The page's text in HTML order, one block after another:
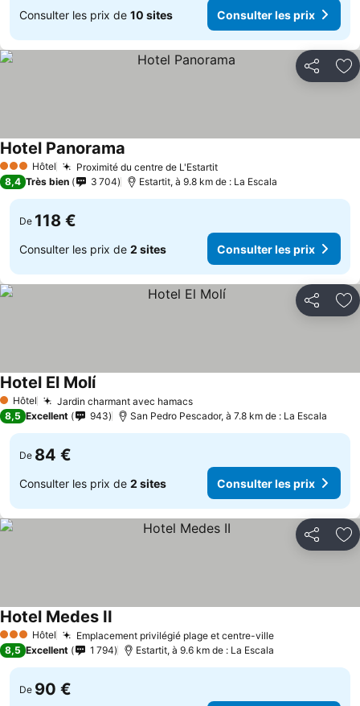
Consulter les prix de 10 sites Consulter les prix
Partager
3 ÉtoilesHôtel Proximité du centre de L'EstartitConsulter les prix
Hotel Panorama
8,4 Très bien 3 704 Estartit, à 9.8 km de : La Escala
De 118 €
Consulter les prix de 2 sites Consulter les prix
Partager
1 Étoiles
Hôtel Jardin charmant avec hamacsConsulter les prix
Hotel El MolíConsulter les prix
8,5 Excellent 943 San Pedro Pescador, à 7.8 km de : La Escala
De 84 €
Consulter les prix de 2 sites Consulter les prix
Partager
3 ÉtoilesHôtel Emplacement privilégié plage et centre-villeConsulter les
Hotel Medes II
8,5 Excellent 1 794 Estartit, à 9.6 km de : La Escala
De 90 €